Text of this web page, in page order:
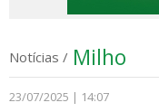
Notícias / Milho
23/07/2025 | 14:07